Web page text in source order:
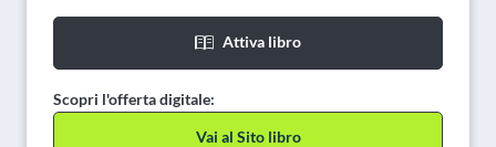
Attiva libro
Scopri l'offerta digitale:
Vai al Sito libro